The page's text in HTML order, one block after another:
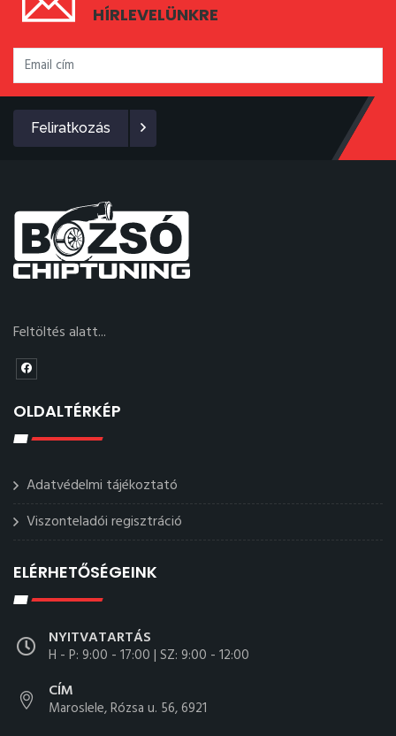
HÍRLEVELÜNKRE
Feliratkozás
Feltöltés alatt...
OLDALTÉRKÉP
Adatvédelmi tájékoztató
Viszonteladói regisztráció
ELÉRHETŐSÉGEINK
NYITVATARTÁS
H - P: 9:00 - 17:00 | SZ: 9:00 - 12:00
CÍM
Maroslele, Rózsa u. 56, 6921